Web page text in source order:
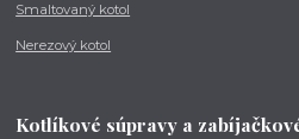
Smaltovaný kotol
Nerezový kotol
Kotlíkové súpravy a